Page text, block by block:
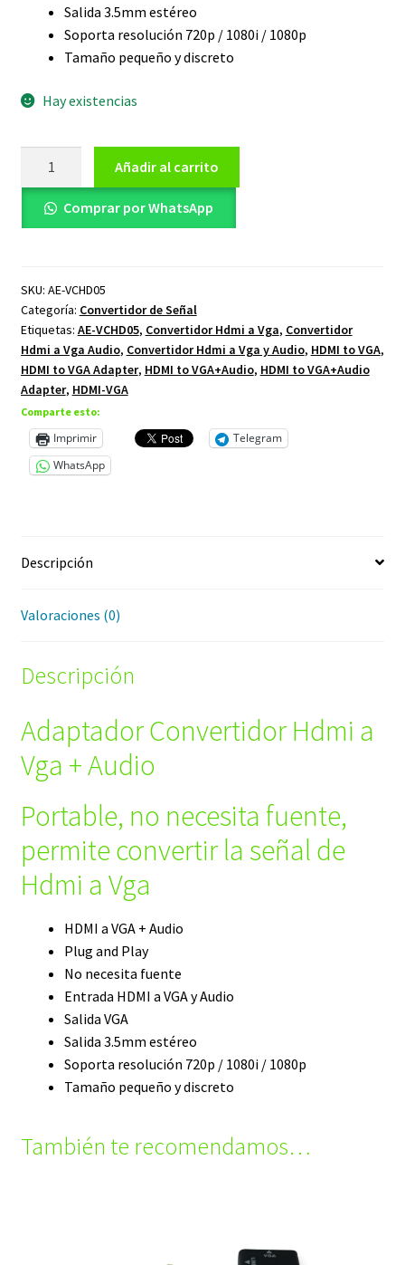
Salida 3.5mm estéreo
Soporta resolución 720p / 1080i / 1080p
Tamaño pequeño y discreto
Hay existencias
Hdmi
a
Audio
cantidad
Añadir al carrito
Comprar por WhatsApp
SKU: AE-VCHD05
Categoría: Convertidor de Señal
Etiquetas: AE-VCHD05, Convertidor Hdmi a Vga, Convertidor
Hdmi a Vga Audio, Convertidor Hdmi a Vga y Audio, HDMI to VGA,
HDMI to VGA Adapter, HDMI to VGA+Audio, HDMI to VGA+Audio
Adapter, HDMI-VGA
Comparte esto:
Imprimir
Telegram
WhatsApp
Descripción
Valoraciones (0)
Descripción
Adaptador Convertidor Hdmi a
Vga + Audio
Portable, no necesita fuente,
permite convertir la señal de
Hdmi a Vga
HDMI a VGA + Audio
Plug and Play
No necesita fuente
Entrada HDMI a VGA y Audio
Salida VGA
Salida 3.5mm estéreo
Soporta resolución 720p / 1080i / 1080p
Tamaño pequeño y discreto
También te recomendamos…